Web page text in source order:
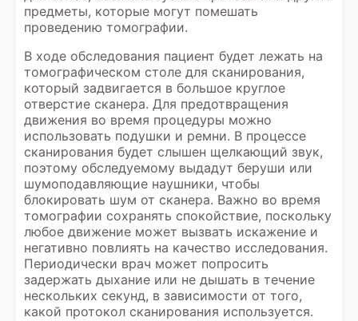
предметы, которые могут помешать
проведению томографии.
В ходе обследования пациент будет лежать на
томографическом столе для сканирования,
который задвигается в большое круглое
отверстие сканера. Для предотвращения
движения во время процедуры можно
использовать подушки и ремни. В процессе
сканирования будет слышен щелкающий звук,
поэтому обследуемому выдадут беруши или
шумоподавляющие наушники, чтобы
блокировать шум от сканера. Важно во время
томографии сохранять спокойствие, поскольку
любое движение может вызвать искажение и
негативно повлиять на качество исследования.
Периодически врач может попросить
задержать дыхание или не дышать в течение
нескольких секунд, в зависимости от того,
какой протокол сканирования используется.